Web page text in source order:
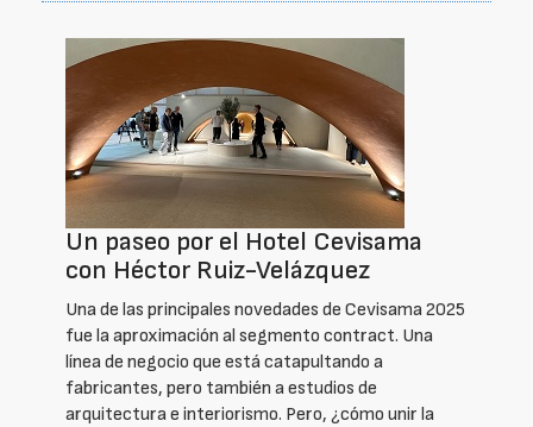
Un paseo por el Hotel Cevisama
con Héctor Ruiz-Velázquez
Una de las principales novedades de Cevisama 2025
fue la aproximación al segmento contract. Una
línea de negocio que está catapultando a
fabricantes, pero también a estudios de
arquitectura e interiorismo. Pero, ¿cómo unir la